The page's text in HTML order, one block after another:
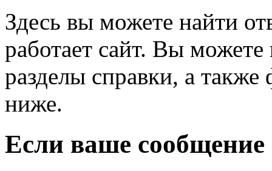
Здесь вы можете найти
работает сайт. Вы можете
разделы справки, а
ниже.
Если ваше сообщение